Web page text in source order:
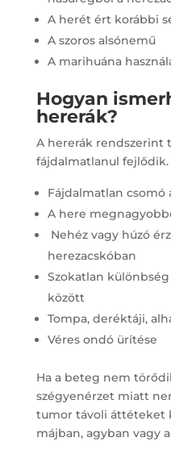
A herét ért korábbi
A szoros alsónemű
A marihuána
Hogyan
hererák?
A hererák rendszerint
fájdalmatlanul
Fájdalmatlan csomó
A here
Nehéz vagy húzó
herezacskóban
Szokatlan
között
Tompa, deréktáji,
Véres ondó ürítése
Ha a beteg nem
szégyenérzet miatt
tumor távoli áttéteket
májban, agyban vagy